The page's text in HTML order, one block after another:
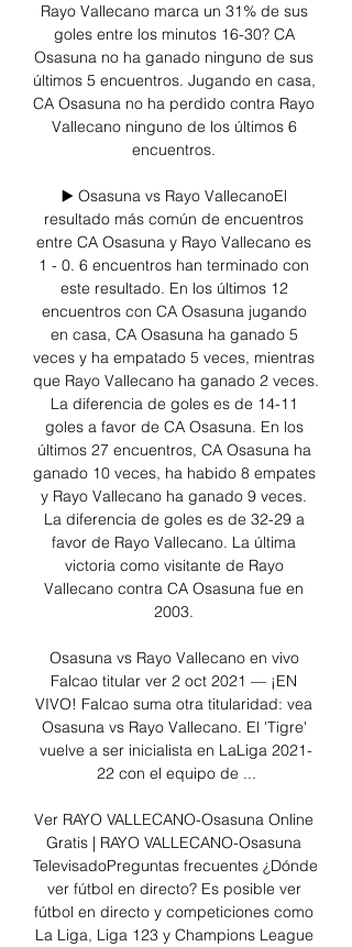
Rayo Vallecano marca un 31% de sus
goles entre los minutos 16-30? CA
Osasuna no ha ganado ninguno de sus
últimos 5 encuentros. Jugando en casa,
CA Osasuna no ha perdido contra Rayo
Vallecano ninguno de los últimos 6
encuentros.
▶️ Osasuna vs Rayo VallecanoEl
resultado más común de encuentros
entre CA Osasuna y Rayo Vallecano es
1 - 0. 6 encuentros han terminado con
este resultado. En los últimos 12
encuentros con CA Osasuna jugando
en casa, CA Osasuna ha ganado 5
veces y ha empatado 5 veces, mientras
que Rayo Vallecano ha ganado 2 veces.
La diferencia de goles es de 14-11
goles a favor de CA Osasuna. En los
últimos 27 encuentros, CA Osasuna ha
ganado 10 veces, ha habido 8 empates
y Rayo Vallecano ha ganado 9 veces.
La diferencia de goles es de 32-29 a
favor de Rayo Vallecano. La última
victoria como visitante de Rayo
Vallecano contra CA Osasuna fue en
2003.
Osasuna vs Rayo Vallecano en vivo
Falcao titular ver 2 oct 2021 — ¡EN
VIVO! Falcao suma otra titularidad: vea
Osasuna vs Rayo Vallecano. El 'Tigre'
vuelve a ser inicialista en LaLiga 2021-
22 con el equipo de ...
Ver RAYO VALLECANO-Osasuna Online
Gratis | RAYO VALLECANO-Osasuna
TelevisadoPreguntas frecuentes ¿Dónde
ver fútbol en directo? Es posible ver
fútbol en directo y competiciones como
La Liga, Liga 123 y Champions League